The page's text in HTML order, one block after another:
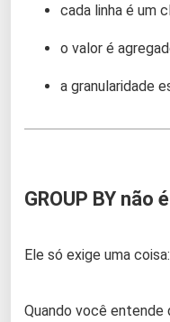
cada linha é um
o valor é
a granularidade
GROUP BY não
Ele só exige uma
Quando você entende